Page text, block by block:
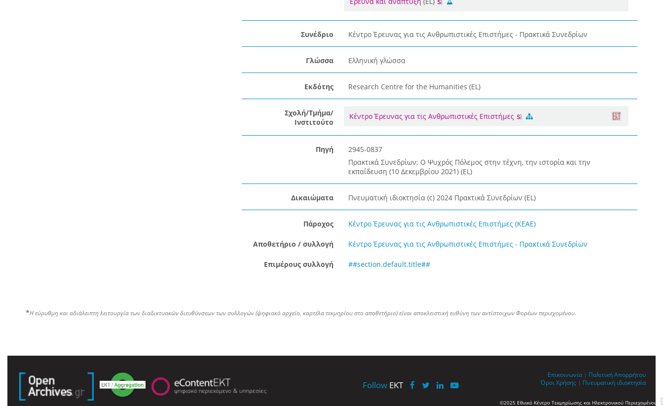
Συνέδριο Κέντρο Έρευνας για τις Ανθρωπιστικές Επιστήμες - Πρακτικά Συνεδρίων
Γλώσσα Ελληνική γλώσσα
Εκδότης Research Centre for the Humanities (EL)
Σχολή/Τμήμα/
Ινστιτούτο
Κέντρο Έρευνας για τις Ανθρωπιστικές Επιστήμες
Πηγή
2945-0837
Πρακτικά Συνεδρίων; Ο Ψυχρός Πόλεμος στην τέχνη, την ιστορία και την
εκπαίδευση (10 Δεκεμβρίου 2021) (EL)
Δικαιώματα Πνευματική ιδιοκτησία (c) 2024 Πρακτικά Συνεδρίων (EL)
Πάροχος Κέντρο Έρευνας για τις Ανθρωπιστικές Επιστήμες (ΚΕΑΕ)
Αποθετήριο / συλλογή Κέντρο Έρευνας για τις Ανθρωπιστικές Επιστήμες - Πρακτικά Συνεδρίων
Επιμέρους συλλογή ##section.default.title##
*Η εύρυθμη και αδιάλειπτη λειτουργία των διαδικτυακών διευθύνσεων των συλλογών (ψηφιακό αρχείο, καρτέλα τεκμηρίου στο αποθετήριο) είναι αποκλειστική ευθύνη των αντίστοιχων Φορέων περιεχομένου.
Follow EKT
Επικοινωνία | Πολιτική Απορρήτου
Όροι Χρήσης | Πνευματική ιδιοκτησία
©2025 Εθνικό Κέντρο Τεκμηρίωσης και Ηλεκτρονικού Περιεχομένου